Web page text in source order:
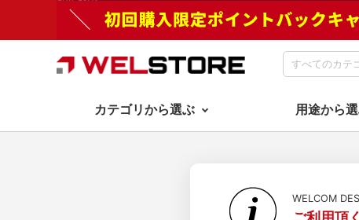
カテゴリから選ぶ 用途から
WELCOM